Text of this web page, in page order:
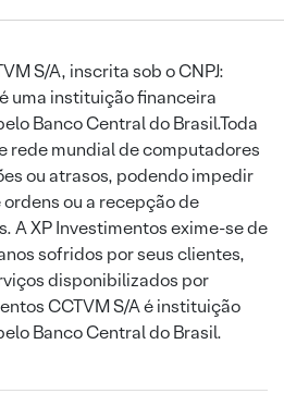
S/A, inscrita sob o CNPJ:
instituição financeira
Banco Central do Brasil.Toda
rede mundial de computadores
ou atrasos, podendo impedir
ou a recepção de
A XP Investimentos exime-se de
sofridos por seus clientes,
disponibilizados por
CCTVM S/A é instituição
Banco Central do Brasil.